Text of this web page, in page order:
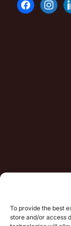
To provide the best
store and/or access